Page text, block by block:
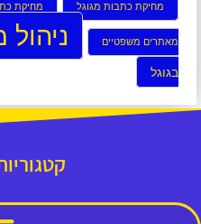
מחיקת כתבות מגוגל מחיקת
מאתרים משפטיים ניהול
בגוגל